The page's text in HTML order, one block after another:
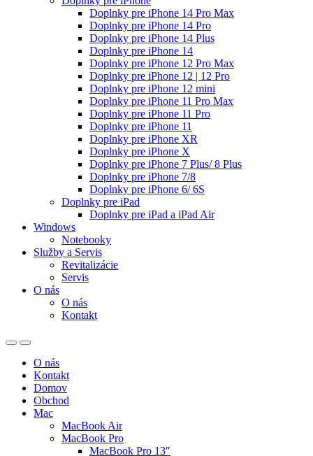
Doplnky pre iPhone 14 Pro Max
Doplnky pre iPhone 14 Pro
Doplnky pre iPhone 14 Plus
Doplnky pre iPhone 14
Doplnky pre iPhone 12 Pro Max
Doplnky pre iPhone 12 | 12 Pro
Doplnky pre iPhone 12 mini
Doplnky pre iPhone 11 Pro Max
Doplnky pre iPhone 11 Pro
Doplnky pre iPhone 11
Doplnky pre iPhone XR
Doplnky pre iPhone X
Doplnky pre iPhone 7 Plus/ 8 Plus
Doplnky pre iPhone 7/8
Doplnky pre iPhone 6/ 6S
Doplnky pre iPad
Doplnky pre iPad a iPad Air
Windows
Notebooky
Služby a Servis
Revitalizácie
Servis
O nás
O nás
Kontakt
O nás
Kontakt
Domov
Obchod
Mac
MacBook Air
MacBook Pro
MacBook Pro 13″